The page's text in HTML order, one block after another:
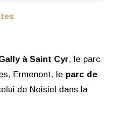
à Saint Cyr, le parc
Ermenont, le parc de
de Noisiel dans la